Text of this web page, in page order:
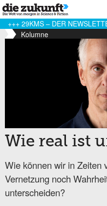
+++ 29KMS – DER
Kolumne
Wie real ist
Wie können wir in Zeiten
Vernetzung noch
unterscheiden?